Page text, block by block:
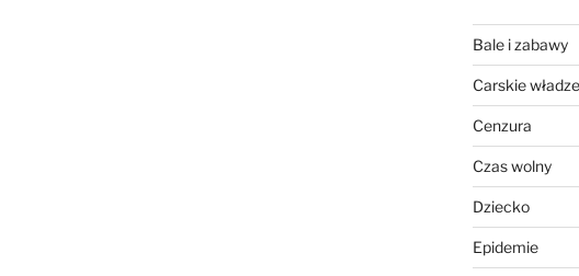
Bale i zabawy
Carskie władze
Cenzura
Czas wolny
Dziecko
Epidemie